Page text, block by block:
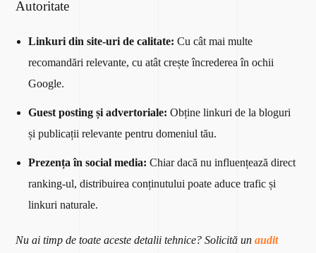
Autoritate
Linkuri din site-uri de calitate: Cu cât mai multe
recomandări relevante, cu atât crește încrederea în ochii
Google.
Guest posting și advertoriale: Obține linkuri de la bloguri
și publicații relevante pentru domeniul tău.
Prezența în social media: Chiar dacă nu influențează direct
ranking-ul, distribuirea conținutului poate aduce trafic și
linkuri naturale.
Nu ai timp de toate aceste detalii tehnice? Solicită unaudit